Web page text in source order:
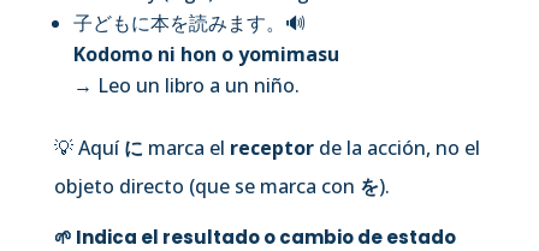
子どもに本を読みます。 🔊
Kodomo ni hon o yomimasu
→ Leo un libro a un niño.
💡 Aquí に marca el receptorde la acción, no el
objeto directo (que se marca con を).
🌱 Indica el resultado o cambio de estado